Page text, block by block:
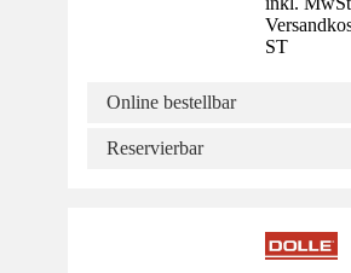
ST
Online bestellbar
Reservierbar